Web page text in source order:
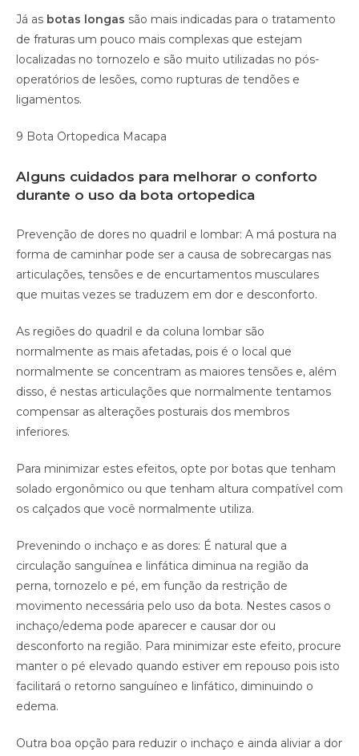
Já as botas longas são mais indicadas para o tratamento
de fraturas um pouco mais complexas que estejam
localizadas no tornozelo e são muito utilizadas no pós-
operatórios de lesões, como rupturas de tendões e
ligamentos.
9 Bota Ortopedica Macapa
Alguns cuidados para melhorar o conforto
durante o uso da bota ortopedica
Prevenção de dores no quadril e lombar: A má postura na
forma de caminhar pode ser a causa de sobrecargas nas
articulações, tensões e de encurtamentos musculares
que muitas vezes se traduzem em dor e desconforto.
As regiões do quadril e da coluna lombar são
normalmente as mais afetadas, pois é o local que
normalmente se concentram as maiores tensões e, além
disso, é nestas articulações que normalmente tentamos
compensar as alterações posturais dos membros
inferiores.
Para minimizar estes efeitos, opte por botas que tenham
solado ergonômico ou que tenham altura compatível com
os calçados que você normalmente utiliza.
Prevenindo o inchaço e as dores: É natural que a
circulação sanguínea e linfática diminua na região da
perna, tornozelo e pé, em função da restrição de
movimento necessária pelo uso da bota. Nestes casos o
inchaço/edema pode aparecer e causar dor ou
desconforto na região. Para minimizar este efeito, procure
manter o pé elevado quando estiver em repouso pois isto
facilitará o retorno sanguíneo e linfático, diminuindo o
edema.
Outra boa opção para reduzir o inchaço e ainda aliviar a dor